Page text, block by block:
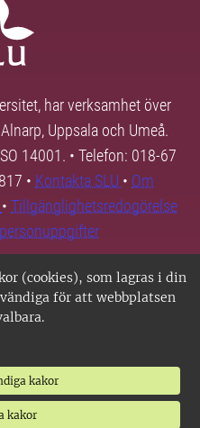
(cookies), som lagras i din
för att webbplatsen
kakor
kakor
har verksamhet över
Uppsala och Umeå.
14001. • Telefon: 018-67
• Kontakta SLU • Om
• Tillgänglighetsredogörelse